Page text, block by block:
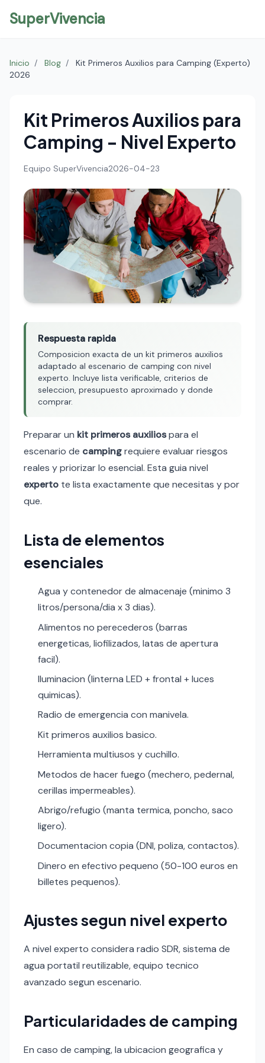
SuperVivencia
Inicio / Blog /
Kit Primeros Auxilios para Camping (Experto)
2026
Kit Primeros Auxilios para
Camping - Nivel Experto
Equipo SuperVivencia2026-04-23
Respuesta rapida
Composicion exacta de un kit primeros auxilios
adaptado al escenario de camping con nivel
experto. Incluye lista verificable, criterios de
seleccion, presupuesto aproximado y donde
comprar.
Preparar un kit primeros auxiliospara el
escenario de campingrequiere evaluar riesgos
reales y priorizar lo esencial. Esta guia nivel
experto te lista exactamente que necesitas y por
que.
Lista de elementos
esenciales
Agua y contenedor de almacenaje (minimo 3
litros/persona/dia x 3 dias).
Alimentos no perecederos (barras
energeticas, liofilizados, latas de apertura
facil).
Iluminacion (linterna LED + frontal + luces
quimicas).
Radio de emergencia con manivela.
Kit primeros auxilios basico.
Herramienta multiusos y cuchillo.
Metodos de hacer fuego (mechero, pedernal,
cerillas impermeables).
Abrigo/refugio (manta termica, poncho, saco
ligero).
Documentacion copia (DNI, poliza, contactos).
Dinero en efectivo pequeno (50-100 euros en
billetes pequenos).
Ajustes segun nivel experto
A nivel experto considera radio SDR, sistema de
agua portatil reutilizable, equipo tecnico
avanzado segun escenario.
Particularidades de camping
En caso de camping, la ubicacion geografica y